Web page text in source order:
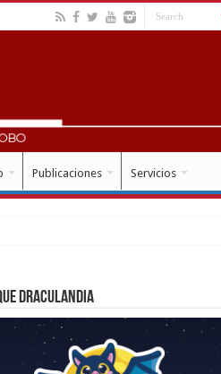
Publicaciones Servicios
Draculandia